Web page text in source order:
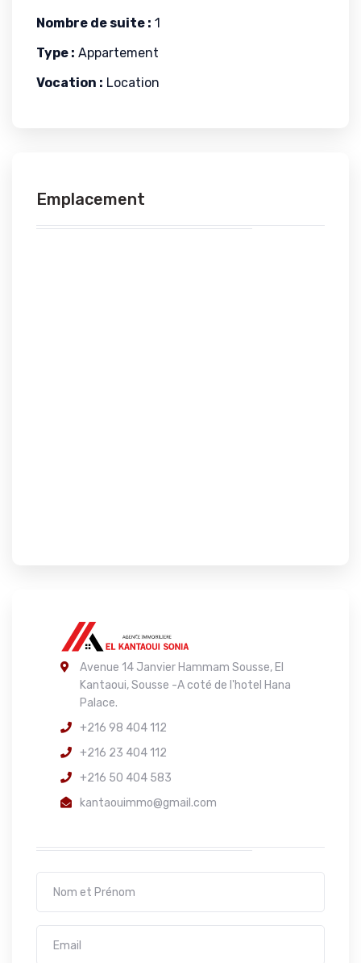
Nombre de suite : 1
Type : Appartement
Vocation : Location
Emplacement
Avenue 14 Janvier Hammam Sousse, El
Kantaoui, Sousse -A coté de l'hotel Hana
Palace.
+216 98 404 112
+216 23 404 112
+216 50 404 583
kantaouimmo@gmail.com